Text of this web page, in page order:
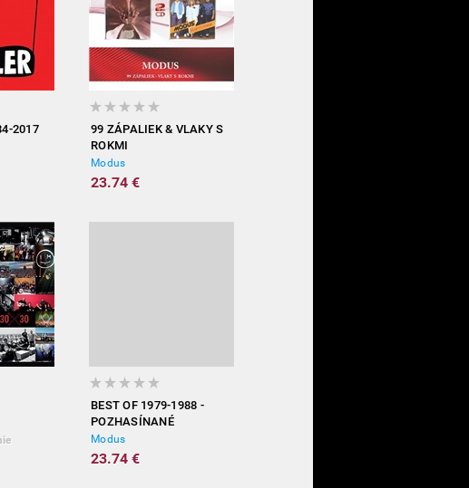
2017
99 ZÁPALIEK & VLAKY S
ROKMI
Modus
23.74 €
BEST OF 1979-1988 -
POZHASÍNANÉ
Modus
23.74 €